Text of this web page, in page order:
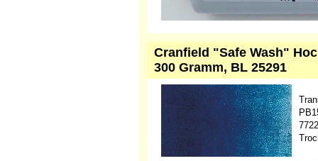
Cranfield "Safe Wash"
300 Gramm, BL 25291